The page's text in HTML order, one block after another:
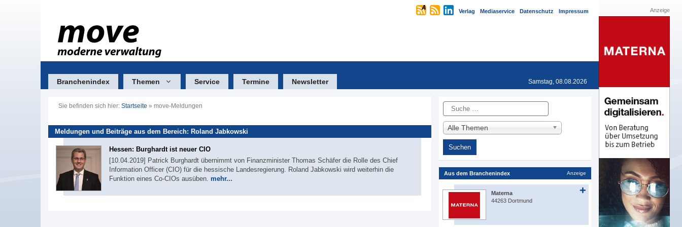
Verlag Mediaservice Datenschutz Impressum
Branchenindex Themen Service Termine Newsletter Samstag, 08.08.2026
Sie befinden sich hier: Startseite » move-Meldungen
Meldungen und Beiträge aus dem Bereich: Roland Jabkowski
Hessen: Burghardt ist neuer CIO
[10.04.2019] Patrick Burghardt übernimmt von Finanzminister Thomas Schäfer die Rolle des Chief
Information Officer (CIO) für die hessische Landesregierung. Roland Jabkowski wird weiterhin die
Funktion eines Co-CIOs ausüben. mehr...
Suche
Alle Themen
Aus dem Branchenindex Anzeige
Materna
44263 Dortmund
Anzeige